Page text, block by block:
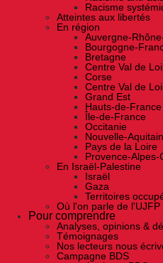
Racisme
Atteintes aux libertés
En région
Auvergne-
Bourgogne-
Bretagne
Centre Val de
Corse
Centre Val de
Grand Est
Hauts-de-France
Île-de-France
Occitanie
Nouvelle-
Pays de la Loire
Provence-Alpes-
En Israël-Palestine
Israël
Gaza
Territoires
Où l'on parle de l'UJFP
Pour comprendre
Analyses, opinions &
Témoignages
Nos lecteurs nous
Campagne BDS